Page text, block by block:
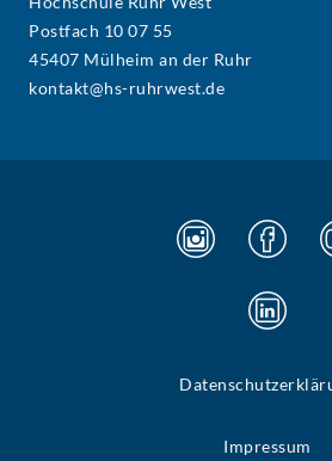
Postfach 10 07 55
45407 Mülheim an der Ruhr
kontakt@hs-ruhrwest.de
Impressum